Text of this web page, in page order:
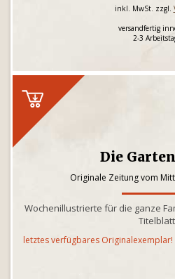
inkl. MwSt. zzgl.
versandfertig
2-3
Die
Originale Zeitung vom
Wochenillustrierte für die ganze
Titelblatt
letztes verfügbares Originalexemplar!